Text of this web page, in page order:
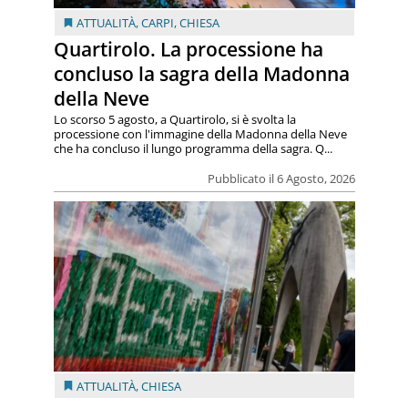
ATTUALITÀ,CARPI,CHIESA
Quartirolo. La processione ha
concluso la sagra della Madonna
della Neve
Pubblicato il 6 Agosto, 2026
Lo scorso 5 agosto, a Quartirolo, si è svolta la
processione con l'immagine della Madonna della Neve
che ha concluso il lungo programma della sagra. Q...
ATTUALITÀ,CHIESA